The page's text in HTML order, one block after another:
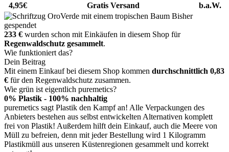
4,95€
Gratis Versand
b.a.W.
Bisher
gespendet
233 € wurden schon mit Einkäufen in diesem Shop für
Regenwaldschutz gesammelt.
Wie funktioniert das?
Dein Beitrag
Mit einem Einkauf bei diesem Shop kommen durchschnittlich 0,83
€ für den Regenwaldschutz zusammen.
Wie grün ist eigentlich puremetics?
0% Plastik - 100% nachhaltig
puremetics sagt Plastik den Kampf an! Alle Verpackungen des
Anbieters bestehen aus selbst entwickelten Alternativen komplett
frei von Plastik! Außerdem hilft dein Einkauf, auch die Meere von
Müll zu befreien, denn mit jeder Bestellung wird 1 Kilogramm
Plastikmüll aus unseren Küstenregionen gesammelt und korrekt